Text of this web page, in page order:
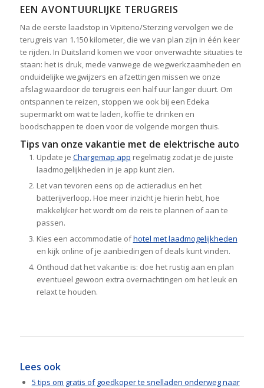
EEN AVONTUURLIJKE TERUGREIS
Na de eerste laadstop in Vipiteno/Sterzing vervolgen we de
terugreis van 1.150 kilometer, die we van plan zijn in één keer
te rijden. In Duitsland komen we voor onverwachte situaties te
staan: het is druk, mede vanwege de wegwerkzaamheden en
onduidelijke wegwijzers en afzettingen missen we onze
afslag waardoor de terugreis een half uur langer duurt. Om
ontspannen te reizen, stoppen we ook bij een Edeka
supermarkt om wat te laden, koffie te drinken en
boodschappen te doen voor de volgende morgen thuis.
Tips van onze vakantie met de elektrische auto
Update je Chargemap app regelmatig zodat je de juiste
laadmogelijkheden in je app kunt zien.
Let van tevoren eens op de actieradius en het
batterijverloop. Hoe meer inzicht je hierin hebt, hoe
makkelijker het wordt om de reis te plannen of aan te
passen.
Kies een accommodatie ofhotel met laadmogelijkheden
en kijk online of je aanbiedingen of deals kunt vinden.
Onthoud dat het vakantie is: doe het rustig aan en plan
eventueel gewoon extra overnachtingen om het leuk en
relaxt te houden.
Lees ook
5 tips om gratis of goedkoper te snelladen onderweg naar